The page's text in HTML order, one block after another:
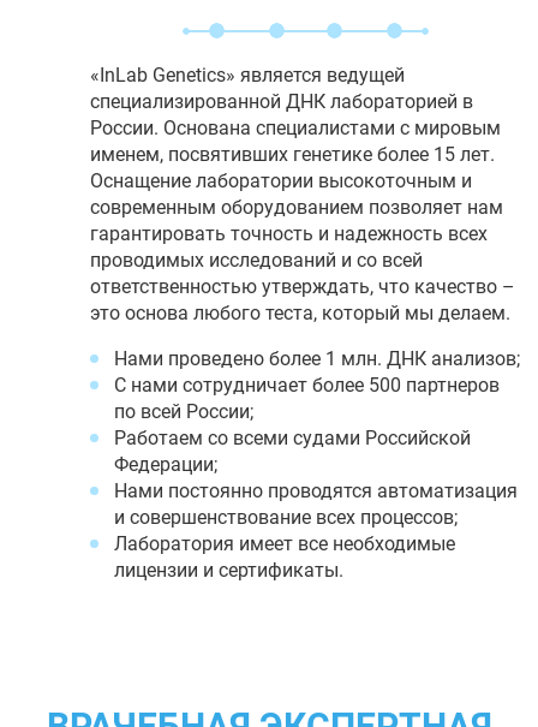
«InLab Genetics» является ведущей
специализированной ДНК лабораторией в
России. Основана специалистами с мировым
именем, посвятивших генетике более 15 лет.
Оснащение лаборатории высокоточным и
современным оборудованием позволяет нам
гарантировать точность и надежность всех
проводимых исследований и со всей
ответственностью утверждать, что качество –
это основа любого теста, который мы делаем.
Нами проведено более 1 млн. ДНК анализов;
С нами сотрудничает более 500 партнеров
по всей России;
Работаем со всеми судами Российской
Федерации;
Нами постоянно проводятся автоматизация
и совершенствование всех процессов;
Лаборатория имеет все необходимые
лицензии и сертификаты.